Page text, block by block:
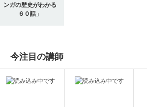
ンガの歴史がわかる
６０話」
今注目の講師